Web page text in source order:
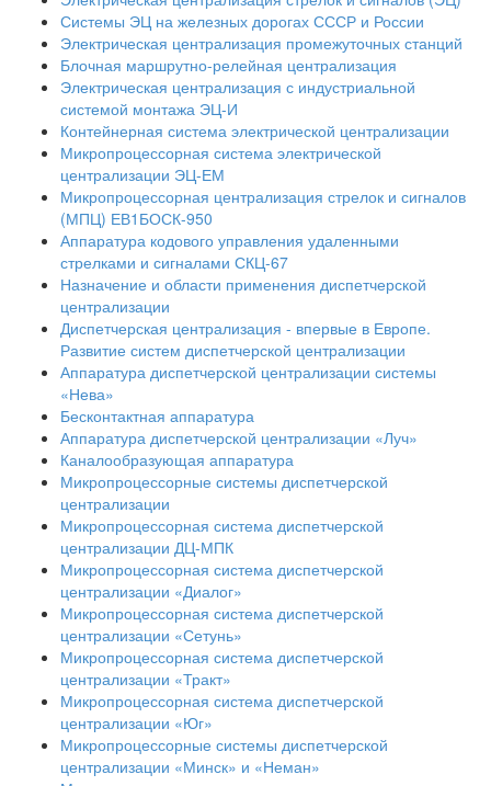
Системы ЭЦ на железных дорогах СССР и России
Электрическая централизация промежуточных станций
Блочная маршрутно-релейная централизация
Электрическая централизация с индустриальной
системой монтажа ЭЦ-И
Контейнерная система электрической централизации
Микропроцессорная система электрической
централизации ЭЦ-ЕМ
Микропроцессорная централизация стрелок и сигналов
(МПЦ) ЕВ1БОСК-950
Аппаратура кодового управления удаленными
стрелками и сигналами СКЦ-67
Назначение и области применения диспетчерской
централизации
Диспетчерская централизация - впервые в Европе.
Развитие систем диспетчерской централизации
Аппаратура диспетчерской централизации системы
«Нева»
Бесконтактная аппаратура
Аппаратура диспетчерской централизации «Луч»
Каналообразующая аппаратура
Микропроцессорные системы диспетчерской
централизации
Микропроцессорная система диспетчерской
централизации ДЦ-МПК
Микропроцессорная система диспетчерской
централизации «Диалог»
Микропроцессорная система диспетчерской
централизации «Сетунь»
Микропроцессорная система диспетчерской
централизации «Тракт»
Микропроцессорная система диспетчерской
централизации «Юг»
Микропроцессорные системы диспетчерской
централизации «Минск» и «Неман»